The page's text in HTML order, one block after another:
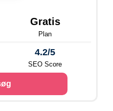
Gratis
Plan
4.2/5
SEO Score